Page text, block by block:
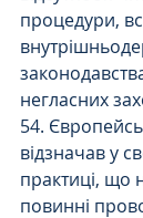
процедури,
негласних
54.
відзначав у
практиці, що
повинні